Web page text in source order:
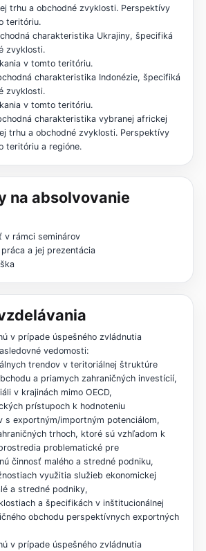
trhu a obchodné zvyklosti. Perspektívy
teritóriu.
charakteristika Ukrajiny, špecifiká
zvyklosti.
v tomto teritóriu.
charakteristika Indonézie, špecifiká
zvyklosti.
v tomto teritóriu.
charakteristika vybranej africkej
trhu a obchodné zvyklosti. Perspektívy
teritóriu a regióne.
na absolvovanie
v rámci seminárov
a jej prezentácia
v prípade úspešného zvládnutia
vedomosti:
trendov v teritoriálnej štruktúre
a priamych zahraničných investícií,
v krajinách mimo OECD,
prístupoch k hodnoteniu
s exportným/importným potenciálom,
trhoch, ktoré sú vzhľadom k
problematické pre
činnosť malého a stredné podniku,
využitia služieb ekonomickej
a stredné podniky,
a špecifikách v inštitucionálnej
obchodu perspektívnych exportných
v prípade úspešného zvládnutia